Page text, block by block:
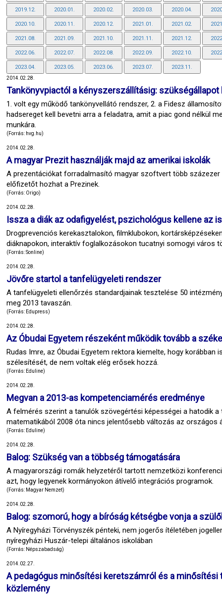
2019.12. 2020.01. 2020.02. 2020.03. 2020.04.
2020.10. 2020.11. 2020.12. 2021.01. 2021.02.
2021.08. 2021.09. 2021.10. 2021.11. 2021.12.
2022.06. 2022.07. 2022.08. 2022.09. 2022.10.
2023.04. 2023.05. 2023.06. 2023.07. 2023.11.
2014.02.28.
Tankönyvpiactól a kényszerszállításig:
1. volt egy működő tankönyvellátó rendszer, 2. a Fidesz
hadsereget kell bevetni arra a feladatra, amit a piac gond nélkül
munkára.
(Forrás: hvg.hu)
2014.02.28.
A magyar Prezit használják majd az amerikai iskolák
A prezentációkat forradalmasító magyar szoftvert több
előfizetőt hozhat a Prezinek.
(Forrás: Origo)
2014.02.28.
Issza a diák az odafigyelést, pszichológus kellene az
Drogprevenciós kerekasztalokon, filmklubokon,
diáknapokon, interaktív foglalkozásokon tucatnyi somogyi város
(Forrás: Sonline)
2014.02.28.
Jövőre startol a tanfelügyeleti rendszer
A tanfelügyeleti ellenőrzés standardjainak tesztelése 50
meg 2013 tavaszán.
(Forrás: Edupress)
2014.02.28.
Az Óbudai Egyetem részeként működik tovább a
Rudas Imre, az Óbudai Egyetem rektora kiemelte, hogy
szélesítését, de nem voltak elég erősek hozzá.
(Forrás: Eduline)
2014.02.28.
Megvan a 2013-as kompetenciamérés eredménye
A felmérés szerint a tanulók szövegértési képességei a hatodik
matematikából 2008 óta nincs jelentősebb változás az országos
(Forrás: Eduline)
2014.02.28.
Balog: Szükség van a többség támogatására
A magyarországi romák helyzetéről tartott nemzetközi
azt, hogy legyenek kormányokon átívelő integrációs programok.
(Forrás: Magyar Nemzet)
2014.02.28.
Balog: szomorú, hogy a bíróság kétségbe vonja a
A Nyíregyházi Törvényszék pénteki, nem jogerős ítéletében
nyíregyházi Huszár-telepi általános iskolában
(Forrás: Népszabadság)
2014.02.27.
A pedagógus minősítési keretszámról és a
közlemény